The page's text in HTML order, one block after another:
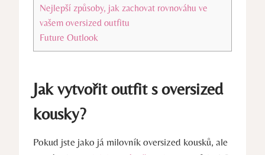
Nejlepší způsoby, jak zachovat rovnováhu ve
vašem oversized outfitu
Future Outlook
Jak vytvořit outfit s oversized
kousky?
Pokud jste jako já milovník oversized kousků, ale